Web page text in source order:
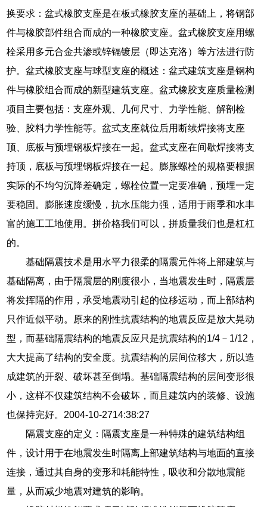
换要求：盆式橡胶支座是在板式橡胶支座的基础上，将钢部
件与橡胶部件组合而成的一种橡胶支座。盆式橡胶支座用螺
栓采用多元合金共渗或锌镉镀层（即达克洛）等方法进行防
护。盆式橡胶支座与球型支座的概述：盆式建筑支座是钢构
件与橡胶组合而成的新型建筑支座。盆式橡胶支座质量检测
项目主要包括：支座外观、几何尺寸、力学性能、解剖检
验、胶料力学性能等。盆式支座就位后用断续焊接将支座
顶、底板与预埋钢板焊接在一起。盆式支座在间歇焊接将支
持顶，底板与预埋钢板焊接在一起。膨胀螺栓的规格要根据
实际的不均匀沉降差确定，螺栓位置一定要准确，预埋一定
要稳固。膨胀速度缓慢，抗水压能力强，适用于雨季和水丰
富的施工工地使用。拼价格我们可以，拼质量我们也是杠杠
的。
基础隔震技术是用水平力很柔的隔震元件将上部建筑与
基础隔离，由于隔震层的刚度很小，当地震发生时，隔震层
将发挥隔的作用，承受地震动引起的位移运动，而上部结构
只作近似平动。原来的刚性抗震结构的地震反应是放大晃动
型，而基础隔震结构的地震反应只是抗震结构的1/4－1/12，
大大提高了结构的安全度。抗震结构的层间位移大，所以造
成建筑的开裂、破坏甚至倒塌。基础隔震结构的层间变形很
小，这样不仅建筑结构不会破坏，而且建筑内的装修、设施
也保持完好。2004-10-2714:38:27
隔震支座的定义：隔震支座是一种特殊的建筑结构组
件，设计用于在地震发生时隔离上部建筑结构与地面的直接
连接，通过其自身的变形和耗能特性，吸收和分散地震能
量，从而减少地震对建筑的影响。